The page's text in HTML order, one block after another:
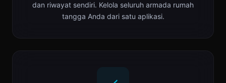
dan riwayat sendiri. Kelola seluruh armada rumah
tangga Anda dari satu aplikasi.